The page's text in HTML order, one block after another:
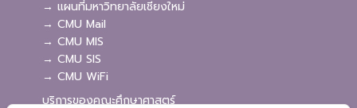
→ แผนที่มหาวิทยาลัยเชียงใหม่
→ CMU Mail
→ CMU MIS
→ CMU SIS
→ CMU WiFi
บริการของคณะศึกษาศาสตร์